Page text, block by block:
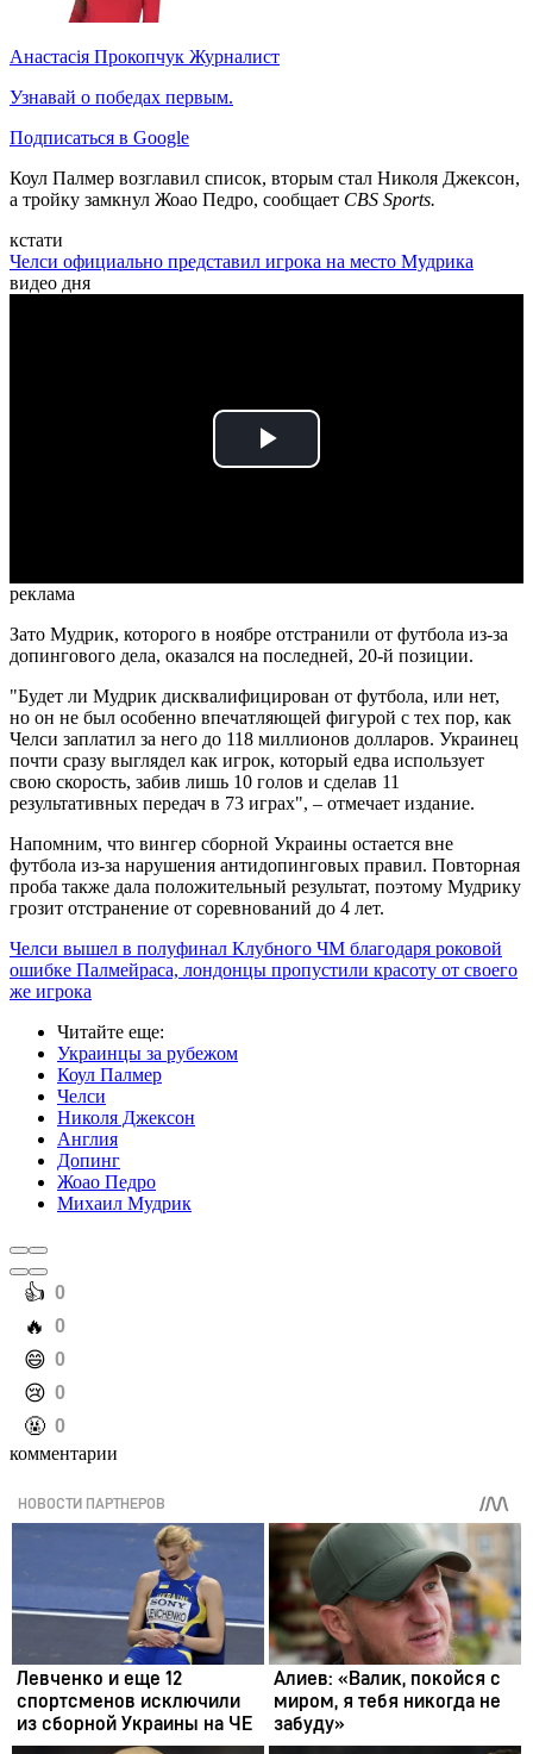
Анастасія Прокопчук Журналист
Узнавай о победах первым.
Подписаться в Google
Коул Палмер возглавил список, вторым стал Николя Джексон,
а тройку замкнул Жоао Педро, сообщает CBS Sports.
кстати
Челси официально представил игрока на место Мудрика
видео дня
Play
реклама
Зато Мудрик, которого в ноябре отстранили от футбола из-за
допингового дела, оказался на последней, 20-й позиции.
"Будет ли Мудрик дисквалифицирован от футбола, или нет,
но он не был особенно впечатляющей фигурой с тех пор, как
Челси заплатил за него до 118 миллионов долларов. Украинец
почти сразу выглядел как игрок, который едва использует
свою скорость, забив лишь 10 голов и сделав 11
результативных передач в 73 играх", – отмечает издание.
Напомним, что вингер сборной Украины остается вне
футбола из-за нарушения антидопинговых правил. Повторная
проба также дала положительный результат, поэтому Мудрику
грозит отстранение от соревнований до 4 лет.
Челси вышел в полуфинал Клубного ЧМ благодаря роковой
ошибке Палмейраса, лондонцы пропустили красоту от своего
же игрока
Читайте еще:
Украинцы за рубежом
Коул Палмер
Челси
Николя Джексон
Англия
Допинг
Жоао Педро
Михаил Мудрик
️👍 0
️🔥 0
️😄 0
️😢 0
️🤬 0
комментарии